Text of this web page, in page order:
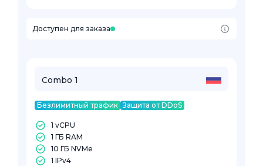
Доступен для заказа
Combo 1
Безлимитный трафик Защита от DDoS
1 vCPU
1 ГБ RAM
10 ГБ NVMe
1 IPv4